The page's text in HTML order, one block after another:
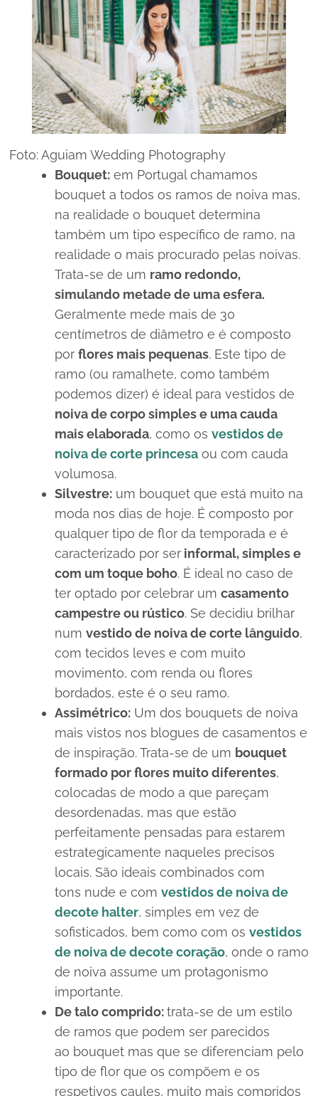
Foto: Aguiam Wedding Photography
Bouquet: em Portugal chamamos
bouquet a todos os ramos de noiva mas,
na realidade o bouquet determina
também um tipo específico de ramo, na
realidade o mais procurado pelas noivas.
Trata-se de um ramo redondo,
simulando metade de uma esfera.
Geralmente mede mais de 30
centímetros de diâmetro e é composto
por flores mais pequenas. Este tipo de
ramo (ou ramalhete, como também
podemos dizer) é ideal para vestidos de
noiva de corpo simples e uma cauda
mais elaborada, como os vestidos de
noiva de corte princesa ou com cauda
volumosa.
Silvestre: um bouquet que está muito na
moda nos dias de hoje. É composto por
qualquer tipo de flor da temporada e é
caracterizado por ser informal, simples e
com um toque boho. É ideal no caso de
ter optado por celebrar um casamento
campestre ou rústico. Se decidiu brilhar
num vestido de noiva de corte lânguido,
com tecidos leves e com muito
movimento, com renda ou flores
bordados, este é o seu ramo.
Assimétrico: Um dos bouquets de noiva
mais vistos nos blogues de casamentos e
de inspiração. Trata-se de um bouquet
formado por flores muito diferentes,
colocadas de modo a que pareçam
desordenadas, mas que estão
perfeitamente pensadas para estarem
estrategicamente naqueles precisos
locais. São ideais combinados com
tons nude e com vestidos de noiva de
decote halter, simples em vez de
sofisticados, bem como com os vestidos
de noiva de decote coração, onde o ramo
de noiva assume um protagonismo
importante.
De talo comprido:trata-se de um estilo
de ramos que podem ser parecidos
ao bouquet mas que se diferenciam pelo
tipo de flor que os compõem e os
respetivos caules, muito mais compridos